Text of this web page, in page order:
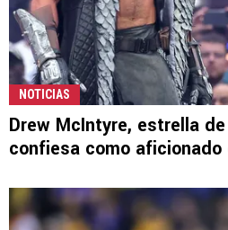
NOTICIAS
Drew McIntyre, estrella
confiesa como aficionado